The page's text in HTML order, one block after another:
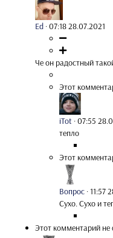
Ed ·07:18 28.07.2021
Че он радостный
Этот
iTot ·07:55
тепло
Этот
Вопрос ·11:57
Сухо. Сухо и
Этот комментарий не